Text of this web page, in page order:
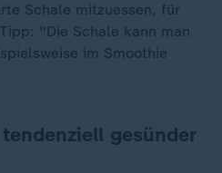
Schale mitzuessen, für
"Die Schale kann man
im Smoothie
gesünder